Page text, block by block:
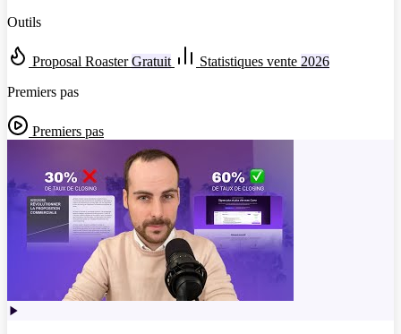
Outils
Proposal Roaster Gratuit Statistiques vente 2026
Premiers pas
Premiers pas